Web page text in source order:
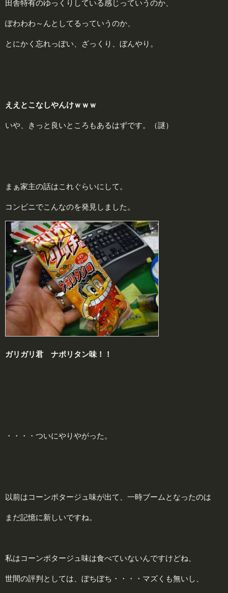
田舎特有のゆっくりしている感じっていうのか、
ぽわわわ～んとしてるっていうのか、
とにかく忘れっぽい、ざっくり、ぼんやり。
ええとこなしやんけｗｗｗ
いや、きっと良いところもあるはずです。（謎）
まぁ家主の話はこれぐらいにして。
コンビニでこんなのを発見しました。
ガリガリ君 ナポリタン味！！
・・・・ついにやりやがった。
以前はコーンポタージュ味が出て、一時ブームとなったのは
まだ記憶に新しいですね。
私はコーンポタージュ味は食べていないんですけどね、
世間の評判としては、ぼちぼち・・・・マズくも無いし、